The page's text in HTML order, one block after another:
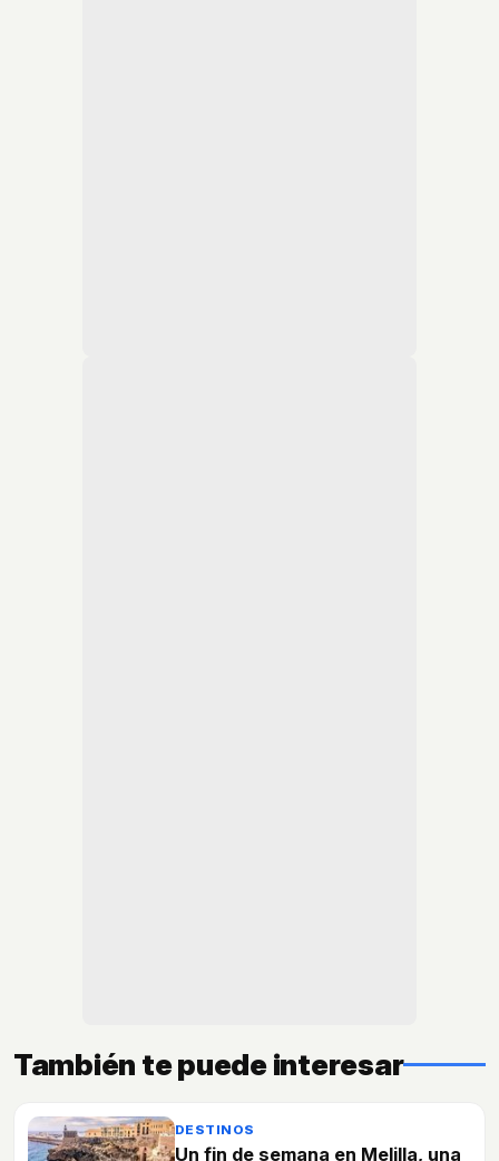
También te puede interesar
DESTINOS
Un fin de semana en Melilla, una